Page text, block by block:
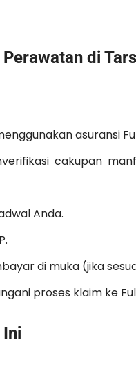
di
asuransi
cakupan
Anda.
di muka (jika
proses klaim ke